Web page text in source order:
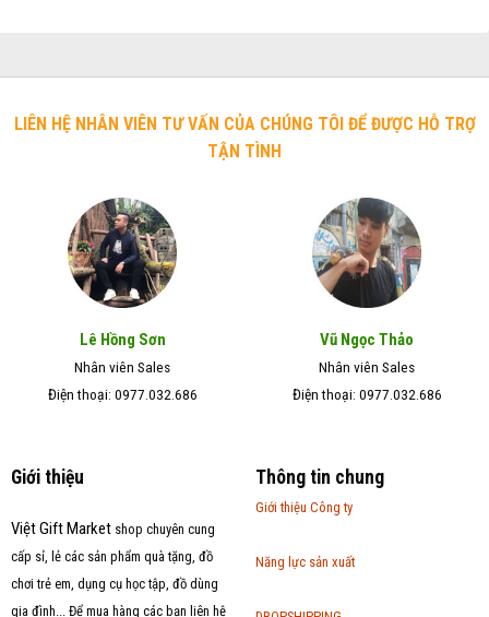
LIÊN HỆ NHÂN VIÊN TƯ VẤN CỦA CHÚNG TÔI ĐỂ ĐƯỢC HỖ TRỢ
TẬN TÌNH
Lê Hồng Sơn
Nhân viên Sales
Điện thoại: 0977.032.686
Vũ Ngọc Thảo
Nhân viên Sales
Điện thoại: 0977.032.686
Giới thiệu
Việt Gift Marketshop chuyên cung
cấp sỉ, lẻ các sản phẩm quà tặng, đồ
chơi trẻ em, dụng cụ học tập, đồ dùng
gia đình... Để mua hàng các bạn liên hệ
Thông tin chung
Giới thiệu Công ty
Năng lực sản xuất